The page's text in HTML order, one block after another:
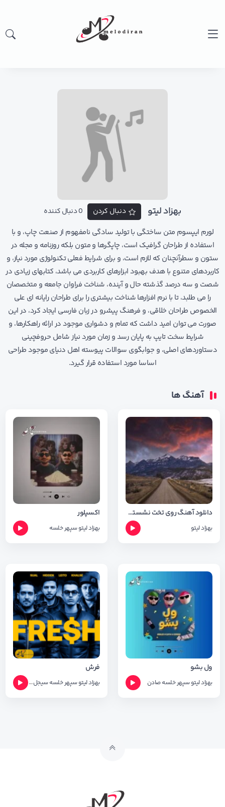
بهزاد لیتو دنبال کردن 0 دنبال کننده
لورم ایپسوم متن ساختگی با تولید سادگی نامفهوم از صنعت چاپ، و با
استفاده از طراحان گرافیک است، چاپگرها و متون بلکه روزنامه و مجله در
ستون و سطرآنچنان که لازم است، و برای شرایط فعلی تکنولوژی مورد نیاز، و
کاربردهای متنوع با هدف بهبود ابزارهای کاربردی می باشد، کتابهای زیادی در
شصت و سه درصد گذشته حال و آینده، شناخت فراوان جامعه و متخصصان
را می طلبد، تا با نرم افزارها شناخت بیشتری را برای طراحان رایانه ای علی
الخصوص طراحان خلاقی، و فرهنگ پیشرو در زبان فارسی ایجاد کرد، در این
صورت می توان امید داشت که تمام و دشواری موجود در ارائه راهکارها، و
شرایط سخت تایپ به پایان رسد و زمان مورد نیاز شامل حروفچینی
دستاوردهای اصلی، و جوابگوی سوالات پیوسته اهل دنیای موجود طراحی
اساسا مورد استفاده قرار گیرد.
آهنگ ها
دانلود آهنگ روی تخت نشستی چشمات خماره
بهزاد لیتو
اکسپلور
بهزاد لیتوسپهر خلسه
ول بشو
بهزاد لیتوسپهر خلسهصادن
فرش
بهزاد لیتوسپهر خلسهسیجلمهراد هیدن